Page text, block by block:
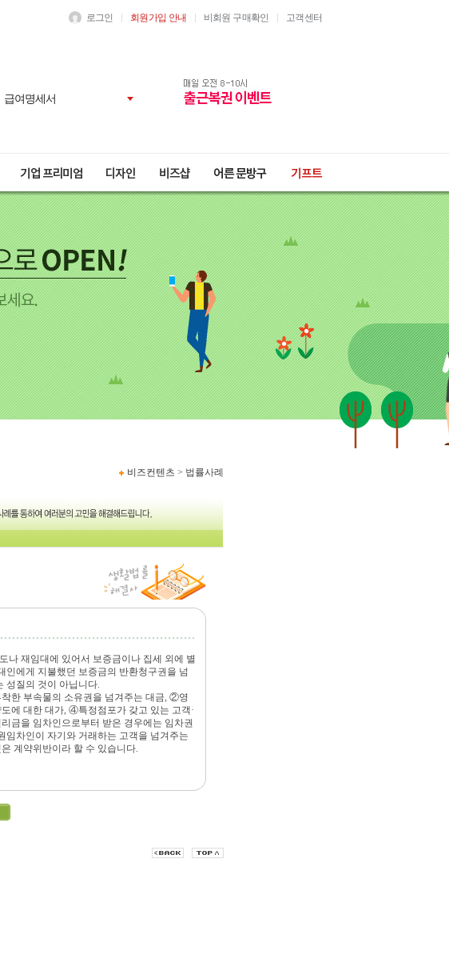
로그인 회원가입 안내 비회원 구매확인 고객센터
이력서
비즈컨텐츠 > 법률사례
나 재임대에 있어서 보증금이나 집세 외에 별
인에게 지불했던 보증금의 반환청구권을 넘
성질의 것이 아닙니다.
한 부속물의 소유권을 넘겨주는 대금, ②영
에 대한 대가, ④특정점포가 갖고 있는 고객·
금을 임차인으로부터 받은 경우에는 임차권
임차인이 자기와 거래하는 고객을 넘겨주는
계약위반이라 할 수 있습니다.